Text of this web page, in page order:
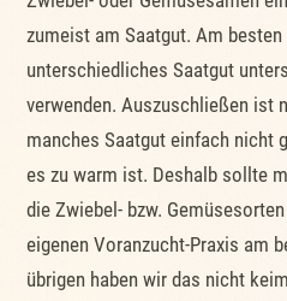
zumeist am Saatgut. Am
unterschiedliches Saatgut
verwenden. Auszuschließen ist
manches Saatgut einfach nicht
es zu warm ist. Deshalb sollte
die Zwiebel- bzw.
eigenen Voranzucht-Praxis am
übrigen haben wir das nicht